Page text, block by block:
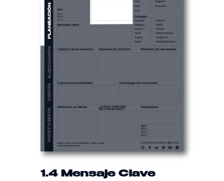
1.4 Mensaje Clave